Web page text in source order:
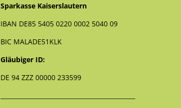
Sparkasse Kaiserslautern
IBAN DE85 5405 0220 0002 5040 09
BIC MALADE51KLK
Gläubiger ID:
DE 94 ZZZ 00000 233599